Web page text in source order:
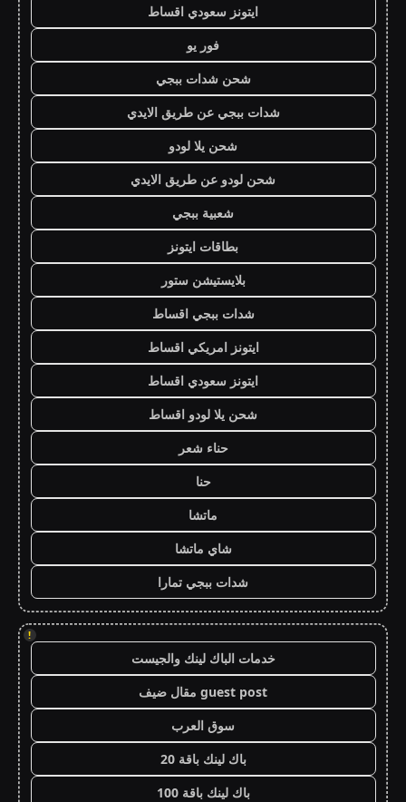
ايتونز سعودي اقساط
فور يو
شحن شدات ببجي
شدات ببجي عن طريق الايدي
شحن يلا لودو
شحن لودو عن طريق الايدي
شعبية ببجي
بطاقات ايتونز
بلايستيشن ستور
شدات ببجي اقساط
ايتونز امريكي اقساط
ايتونز سعودي اقساط
شحن يلا لودو اقساط
حناء شعر
حنا
ماتشا
شاي ماتشا
شدات ببجي تمارا
!
خدمات الباك لينك والجيست
guest post مقال ضيف
سوق العرب
باك لينك باقة 20
باك لينك باقة 100